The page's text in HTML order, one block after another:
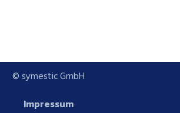
© symestic GmbH
Impressum